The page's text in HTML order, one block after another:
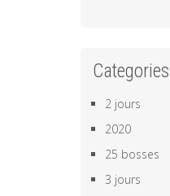
Categories
2 jours
2020
25 bosses
3 jours